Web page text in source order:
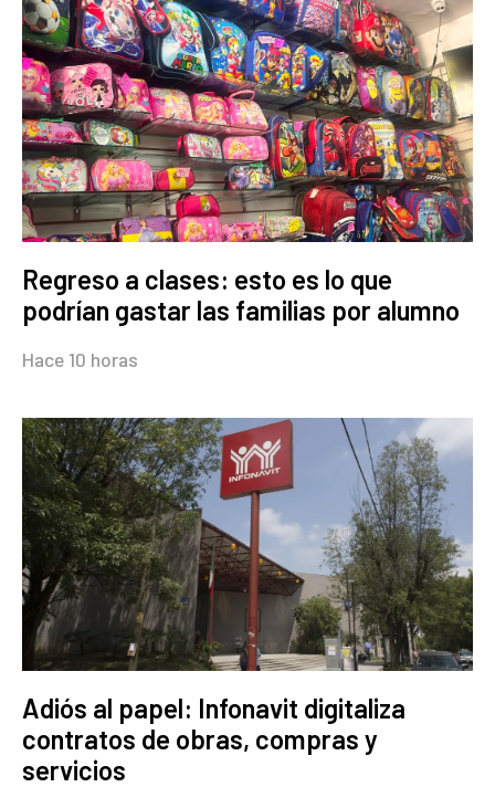
Regreso a clases: esto es lo que
podrían gastar las familias por alumno
Hace 10 horas
Adiós al papel: Infonavit digitaliza
contratos de obras, compras y
servicios